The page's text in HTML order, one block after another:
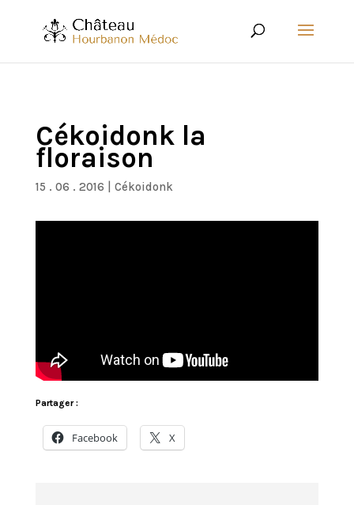
Cékoidonk la
floraison
15 . 06 . 2016 Cékoidonk
Partager :
Facebook X